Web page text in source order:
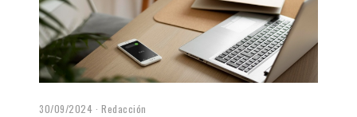
30/09/2024 Redacción